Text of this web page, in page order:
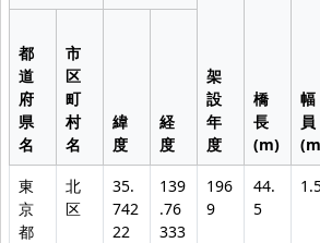
架
設
年
度
橋
長
(m)
幅
員
都
道
府
県
名
市
区
町
村
名
緯
度
経
度
東
京
都
北
区
35.
742
22
139
.76
333
196
9
44.
5